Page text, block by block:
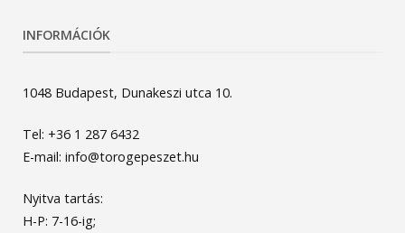
INFORMÁCIÓK
1048 Budapest, Dunakeszi utca 10.
Tel: +36 1 287 6432
E-mail: info@torogepeszet.hu
Nyitva tartás:
H-P: 7-16-ig;